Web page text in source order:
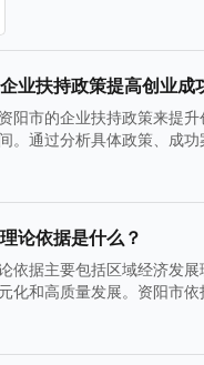
业扶持政策提高创业成
阳市的企业扶持政策来提
。通过分析具体政策、成
论依据是什么？
依据主要包括区域经济发
化和高质量发展。资阳市